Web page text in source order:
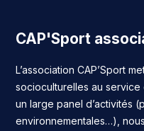
CAP'Sport
L’association CAP’Sport
socioculturelles au service
un large panel d’activités
environnementales…),